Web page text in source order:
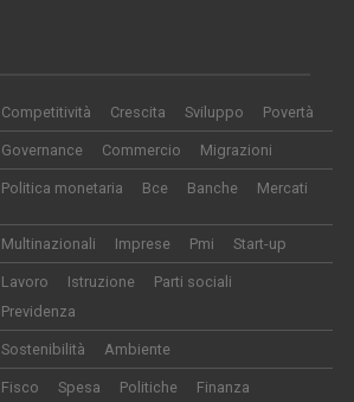
Competitività Crescita Sviluppo Povertà
Governance Commercio Migrazioni
Politica monetaria Bce Banche Mercati
Multinazionali Imprese Pmi Start-up
Lavoro Istruzione
Parti sociali
Previdenza
Sostenibilità Ambiente
Fisco Spesa Politiche Finanza